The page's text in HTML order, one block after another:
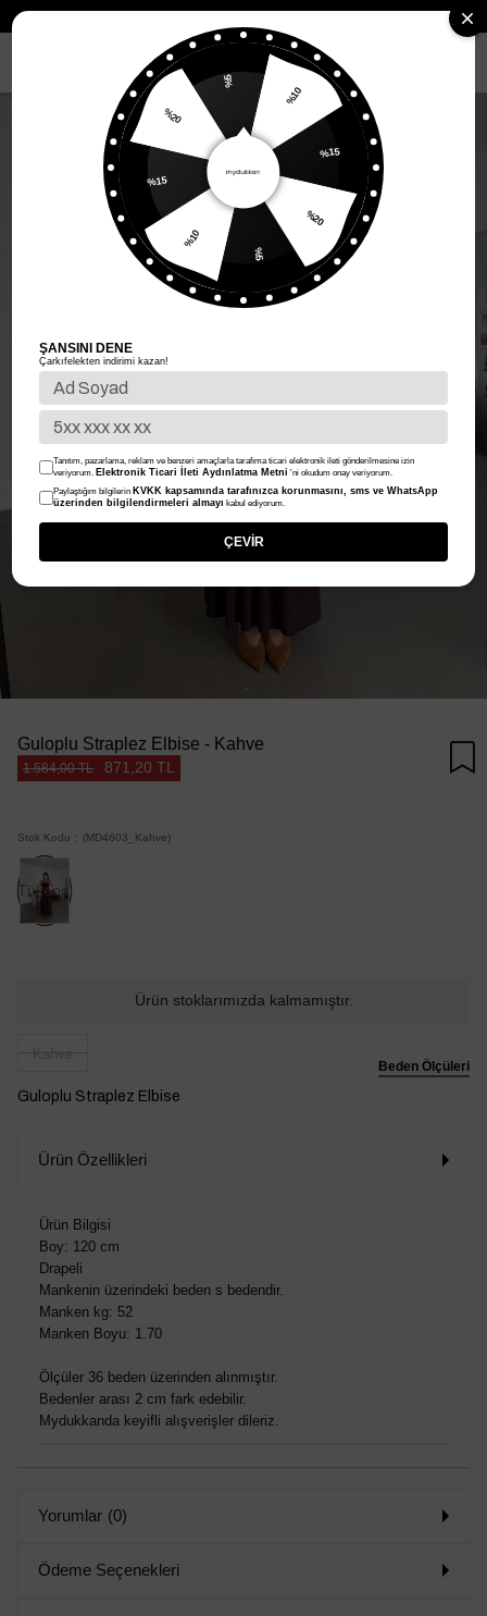
Kadın Üst Giyim Straplez Elbise
Guloplu Straplez Elbise - Kahve
1.584,00 TL 871,20 TL
Stok Kodu (MD4603_Kahve)
Tükendi
Ürün stoklarımızda kalmamıştır.
Beden Ölçüleri
Guloplu Straplez Elbise
Ürün Özellikleri
Ürün Bilgisi
Boy: 120 cm
Drapeli
Mankenin üzerindeki beden s bedendir.
Manken kg: 52
Manken Boyu: 1.70
Ölçüler 36 beden üzerinden alınmıştır.
Bedenler arası 2 cm fark edebilir.
Mydukkanda keyifli alışverişler dileriz.
Yorumlar (0)
Ödeme Seçenekleri
%5
%10
%15
%20
%5
%10
%15
%20
ŞANSINI DENE
Çarkıfelekten indirimi kazan!
Tanıtım, pazarlama, reklam ve benzeri amaçlarla tarafıma ticari elektronik ileti gönderilmesine izin
veriyorum. Elektronik Ticari İleti Aydınlatma Metni 'ni okudum onay veriyorum.
Paylaştığım bilgilerin KVKK kapsamında tarafınızca korunmasını, sms ve WhatsApp
üzerinden bilgilendirmeleri almayı kabul ediyorum.
ÇEVİR